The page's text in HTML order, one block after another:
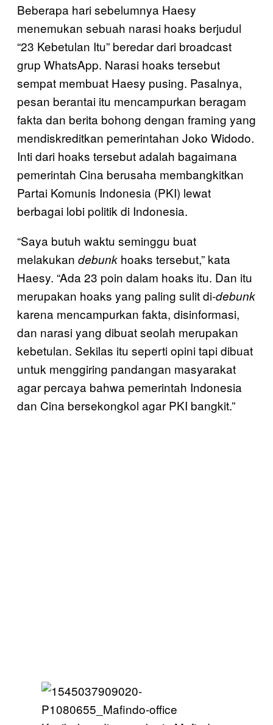
Beberapa hari sebelumnya Haesy
menemukan sebuah narasi hoaks berjudul
“23 Kebetulan Itu” beredar dari broadcast
grup WhatsApp. Narasi hoaks tersebut
sempat membuat Haesy pusing. Pasalnya,
pesan berantai itu mencampurkan beragam
fakta dan berita bohong dengan framing yang
mendiskreditkan pemerintahan Joko Widodo.
Inti dari hoaks tersebut adalah bagaimana
pemerintah Cina berusaha membangkitkan
Partai Komunis Indonesia (PKI) lewat
berbagai lobi politik di Indonesia.
“Saya butuh waktu seminggu buat
melakukan debunk hoaks tersebut,” kata
Haesy. “Ada 23 poin dalam hoaks itu. Dan itu
merupakan hoaks yang paling sulit di-debunk
karena mencampurkan fakta, disinformasi,
dan narasi yang dibuat seolah merupakan
kebetulan. Sekilas itu seperti opini tapi dibuat
untuk menggiring pandangan masyarakat
agar percaya bahwa pemerintah Indonesia
dan Cina bersekongkol agar PKI bangkit.”